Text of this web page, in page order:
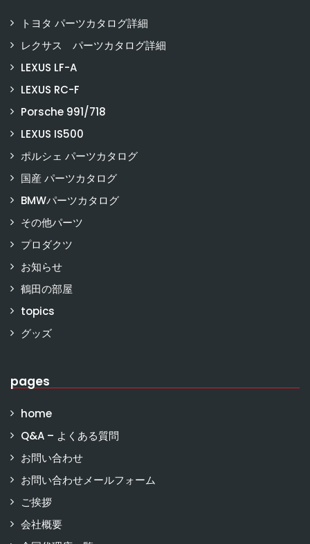
トヨタ パーツカタログ詳細
レクサス パーツカタログ詳細
LEXUS LF-A
LEXUS RC-F
Porsche 991/718
LEXUS IS500
ポルシェ パーツカタログ
国産 パーツカタログ
BMWパーツカタログ
その他パーツ
プロダクツ
お知らせ
鶴田の部屋
topics
グッズ
pages
home
Q&A – よくある質問
お問い合わせ
お問い合わせメールフォーム
ご挨拶
会社概要